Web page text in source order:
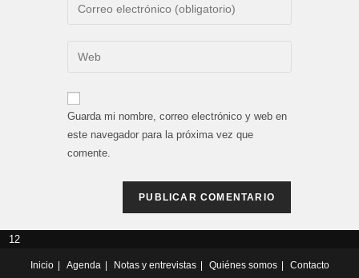
de
para
comentar
de
electrónico
para
comentar
Introduce
URL
de
tu
web
Guarda mi nombre, correo electrónico y web en
este navegador para la próxima vez que
comente.
12
Inicio Agenda Notas y entrevistas Quiénes somos Contacto